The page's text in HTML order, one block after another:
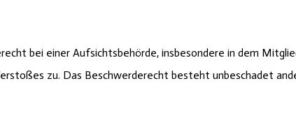
bei einer Aufsichtsbehörde, insbesondere in dem
zu. Das Beschwerderecht besteht unbeschadet